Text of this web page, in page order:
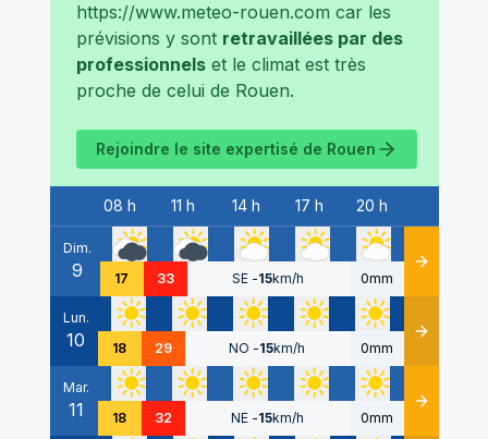
https://www.meteo-rouen.com car les
prévisions y sont retravaillées par des
professionnelset le climat est très
proche de celui de Rouen.
Rejoindre le site expertisé de Rouen
Date
08 h 11 h 14 h 17 h 20 h
Dim.
9 17 33 SE -15km/h 0mm Détails
Lun.
10 18 29 NO -15km/h 0mm Détails
Mar.
11 18 32 NE -15km/h 0mm Détails